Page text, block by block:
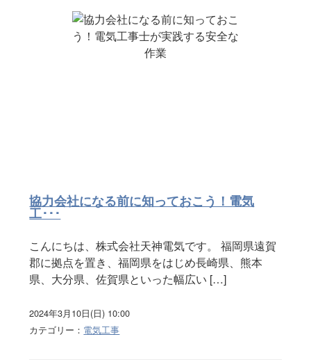
協力会社になる前に知っておこう！電気
工･･･
こんにちは、株式会社天神電気です。 福岡県遠賀
郡に拠点を置き、福岡県をはじめ長崎県、熊本
県、大分県、佐賀県といった幅広い […]
2024年3月10日(日) 10:00
カテゴリー： 電気工事